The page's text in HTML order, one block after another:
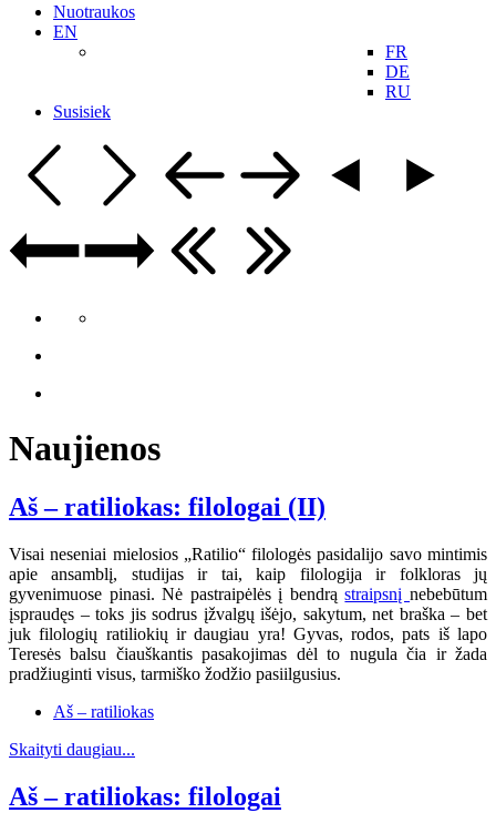
Nuotraukos
EN
FR
DE
RU
Susisiek
Naujienos
Aš – ratiliokas: filologai (II)
Visai neseniai mielosios „Ratilio“ filologės pasidalijo savo mintimis
apie ansamblį, studijas ir tai, kaip filologija ir folkloras jų
gyvenimuose pinasi. Nė pastraipėlės į bendrąstraipsnįnebebūtum
įspraudęs – toks jis sodrus įžvalgų išėjo, sakytum, net braška – bet
juk filologių ratiliokių ir daugiau yra! Gyvas, rodos, pats iš lapo
Teresės balsu čiauškantis pasakojimas dėl to nugula čia ir žada
pradžiuginti visus, tarmiško žodžio pasiilgusius.
Aš – ratiliokas
Skaityti daugiau...
Aš – ratiliokas: filologai